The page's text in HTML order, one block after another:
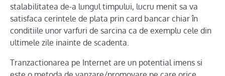
stalabilitatea de-a lungul timpului, lucru menit sa va
satisfaca cerintele de plata prin card bancar chiar în
conditiile unor varfuri de sarcina ca de exemplu cele din
ultimele zile inainte de scadenta.
Tranzactionarea pe Internet are un potential imens si